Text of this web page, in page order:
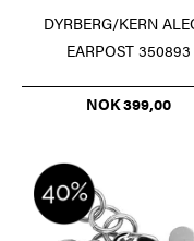
DYRBERG/KERN
EARPOST 350893
NOK 399,00